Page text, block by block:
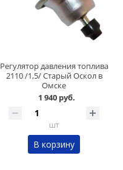
Регулятор давления топлива
2110 /1,5/ Старый Оскол в
Омске
1 940 руб.
шт
В корзину